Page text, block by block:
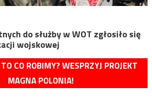
do służby w WOT zgłosiło się
wojskowej
CO ROBIMY? WESPRZYJ PROJEKT
MAGNA POLONIA!